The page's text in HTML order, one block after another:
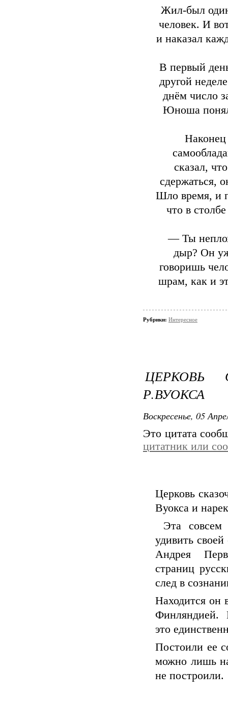
Жил-был
человек. И
и наказал
В первый
другой
днём число
Юноша
Наконец
сказал,
сдержаться,
Шло время, и
что в
— Ты
дыр? Он
говоришь
шрам, как и
Рубрики: Интересное
ЦЕРКОВЬ
Р.ВУОКСА
Воскресенье, 05
Это цитата
цитатник или
Церковь
Вуокса и
Эта совсем
удивить
Андрея
страниц
след в
Находится он
Финляндией.
это
Постоили ее
можно лишь
не построили.